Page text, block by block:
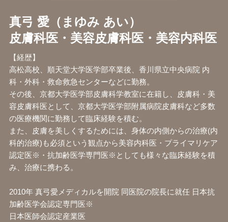
真弓 愛（まゆみ あい）
皮膚科医・美容皮膚科医・美容内科医
【経歴】
高松高校、順天堂大学医学部卒業後、香川県立中央病院 内
科・外科・救命救急センターなどに勤務。
その後、京都大学医学部皮膚科学教室に在籍し、皮膚科・美
容皮膚科医として、京都大学医学部附属病院皮膚科など多数
の医療機関に勤務して臨床経験を積む。
また、皮膚を美しくするためには、身体の内側からの治療(内
科的治療)も必須という観点から美容内科医・プライマリケア
認定医※・抗加齢医学専門医※としても様々な臨床経験を積
み、治療に携わる。
2010年 真弓愛メディカルを開院 同医院の院長に就任 日本抗
加齢医学会認定専門医※
日本医師会認定産業医